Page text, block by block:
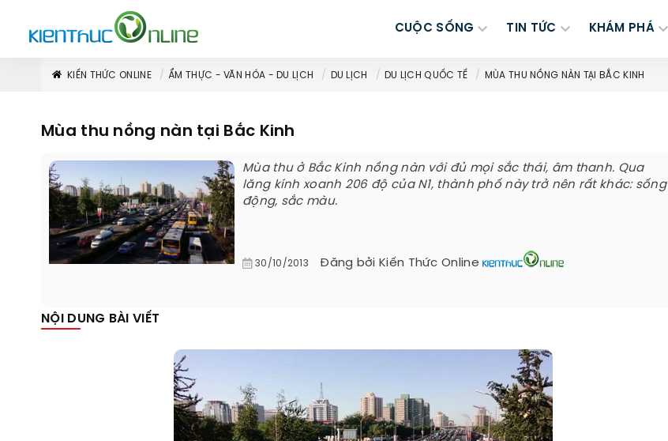
CUỘC SỐNG TIN TỨC KHÁM PHÁ
KIẾN THỨC ONLINE ẨM THỰC - VĂN HÓA - DU LỊCH DU LỊCH DU LỊCH QUỐC TẾ MÙA THU NỒNG NÀN TẠI BẮC KINH
Mùa thu nồng nàn tại Bắc Kinh
Mùa thu ở Bắc Kinh nồng nàn với đủ mọi sắc thái, âm thanh. Qua
lăng kính xoanh 206 độ của N1, thành phố này trở nên rất khác: sống
động, sắc màu.
30/10/2013 Đăng bởi Kiến Thức Online
NỘI DUNG BÀI VIẾT